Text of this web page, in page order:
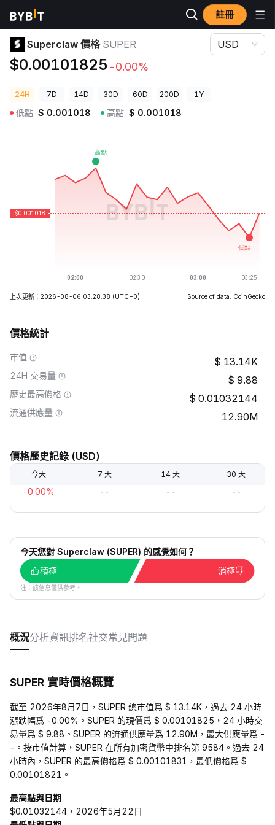
註冊
加密貨幣價格
Superclaw 價格 SUPER
$0.00101825 -0.00%
USD
24H 7D 14D 30D 60D 200D 1Y
低點 $ 0.001018 高點 $ 0.001018
上次更新：2026-08-06 03:28:38 (UTC+0) Source of data: CoinGecko
價格統計
市值 13.14K
24H 交易量 9.88
歷史最高價格 0.01032144
流通供應量 12.90M
價格歷史記錄 (USD)
今天 7 天 14 天 30 天
-0.00% -- -- --
今天您對 Superclaw (SUPER) 的感覺如何？
積極
消極
注：該信息僅供參考。
概況分析資訊排名社交常見問題
SUPER 實時價格概覽
截至 2026年8月7日，SUPER 總市值爲 $ 13.14K，過去 24 小時
漲跌幅爲 -0.00%。SUPER 的現價爲 $ 0.00101825，24 小時交
易量爲 $ 9.88。SUPER 的流通供應量爲 12.90M，最大供應量爲 -
-。按市值計算，SUPER 在所有加密貨幣中排名第 9584。過去 24
小時內，SUPER 的最高價格爲 $ 0.00101831，最低價格爲 $
0.00101821。
最高點與日期
$0.01032144，2026年5月22日